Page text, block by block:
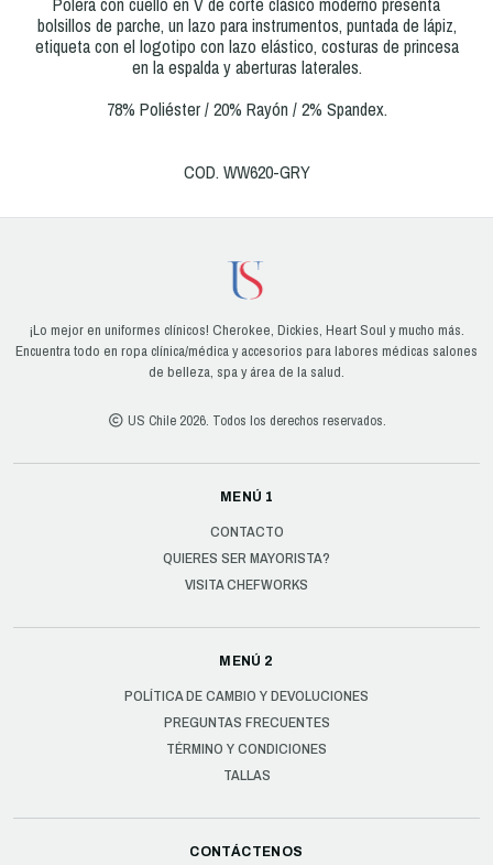
bolsillos de parche, un lazo para instrumentos, puntada de lápiz,
etiqueta con el logotipo con lazo elástico, costuras de princesa
en la espalda y aberturas laterales.
78% Poliéster / 20% Rayón / 2% Spandex.
COD. WW620-GRY
¡Lo mejor en uniformes clínicos! Cherokee, Dickies, Heart Soul y mucho más.
Encuentra todo en ropa clínica/médica y accesorios para labores médicas salones
de belleza, spa y área de la salud.
US Chile 2026. Todos los derechos reservados.
MENÚ 1
CONTACTO
QUIERES SER MAYORISTA?
VISITA CHEFWORKS
MENÚ 2
POLÍTICA DE CAMBIO Y DEVOLUCIONES
PREGUNTAS FRECUENTES
TÉRMINO Y CONDICIONES
TALLAS
CONTÁCTENOS